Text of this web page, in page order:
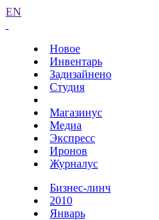
EN
Новое
Инвентарь
Задизайнено
Студия
Магазинус
Медиа
Экспресс
Иронов
Журналус
Бизнес-линч
2010
Январь